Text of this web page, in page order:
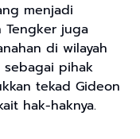
menjadi
Tengker juga
di wilayah
pihak
tekad Gideon
hak-haknya.